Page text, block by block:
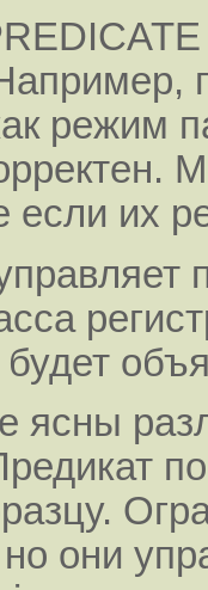
режим
если их
ясны
они